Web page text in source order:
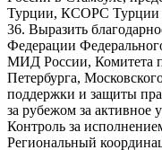
Турции, КСОРС Турции
36. Выразить
Федерации
МИД России, Комитета
Петербурга,
поддержки и защиты
за рубежом за активное
Контроль за
Региональный